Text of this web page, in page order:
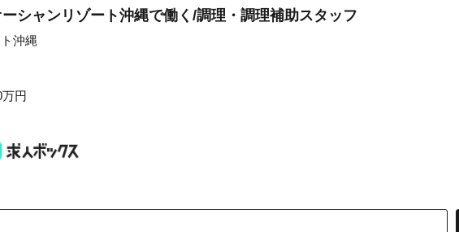
ーシャンリゾート沖縄で働く/調理・調理補助スタッフ
沖縄
円